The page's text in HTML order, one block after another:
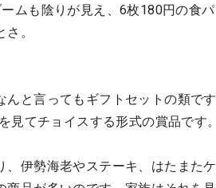
ムも陰りが見え、6枚180円の食
。
と言ってもギフトセットの類で
見てチョイスする形式の賞品です。
、伊勢海老やステーキ、はたまた